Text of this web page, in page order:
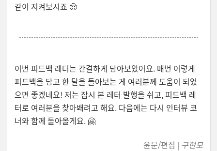
같이 지켜보시죠 🥺
이번 피드백 레터는 간결하게 담아보았어요. 매번 이렇게
피드백을 담고 한 달을 돌아보는 게 여러분께 도움이 되었
으면 좋겠네요! 저는 잠시 본 레터 발행을 쉬고, 피드백 레
터로 여러분을 찾아봬려고 해요. 다음에는 다시 인터뷰 코
너와 함께 돌아올게요. 🤗
윤문/편집 | 구현모